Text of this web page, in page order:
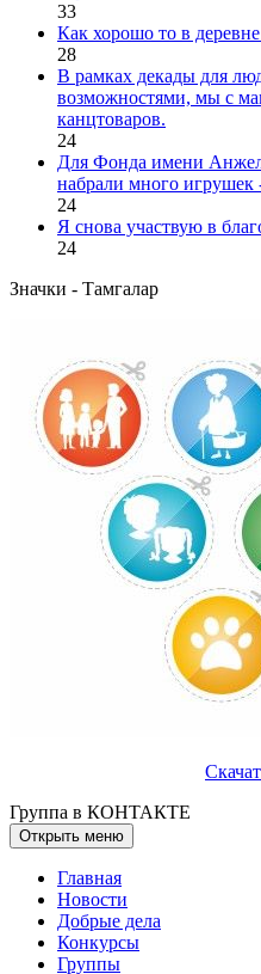
33
Как хорошо то в деревне
28
В рамках декады для
возможностями, мы с
канцтоваров.
24
Для Фонда имени
набрали много игрушек
24
Я снова участвую в
24
Значки - Тамгалар
Группа в КОНТАКТЕ
Открыть меню
Главная
Новости
Добрые дела
Конкурсы
Группы